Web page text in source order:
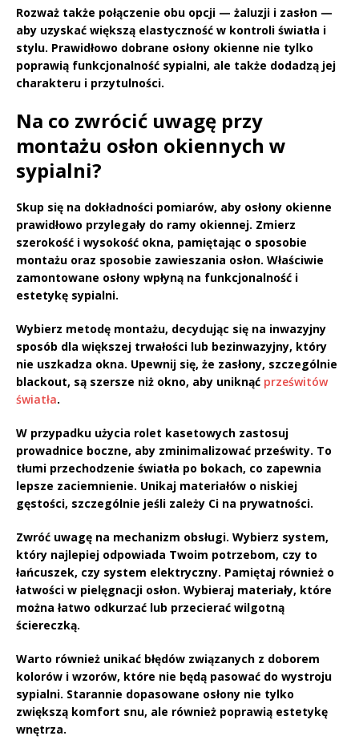
Rozważ także połączenie obu opcji — żaluzji i zasłon —
aby uzyskać większą elastyczność w kontroli światła i
stylu. Prawidłowo dobrane osłony okienne nie tylko
poprawią funkcjonalność sypialni, ale także dodadzą jej
charakteru i przytulności.
Na co zwrócić uwagę przy
montażu osłon okiennych w
sypialni?
Skup się na dokładności pomiarów, aby osłony okienne
prawidłowo przylegały do ramy okiennej. Zmierz
szerokość i wysokość okna, pamiętając o sposobie
montażu oraz sposobie zawieszania osłon. Właściwie
zamontowane osłony wpłyną na funkcjonalność i
estetykę sypialni.
Wybierz metodę montażu, decydując się na inwazyjny
sposób dla większej trwałości lub bezinwazyjny, który
nie uszkadza okna. Upewnij się, że zasłony, szczególnie
blackout, są szersze niż okno, aby uniknąć prześwitów
światła.
W przypadku użycia rolet kasetowych zastosuj
prowadnice boczne, aby zminimalizować prześwity. To
tłumi przechodzenie światła po bokach, co zapewnia
lepsze zaciemnienie. Unikaj materiałów o niskiej
gęstości, szczególnie jeśli zależy Ci na prywatności.
Zwróć uwagę na mechanizm obsługi. Wybierz system,
który najlepiej odpowiada Twoim potrzebom, czy to
łańcuszek, czy system elektryczny. Pamiętaj również o
łatwości w pielęgnacji osłon. Wybieraj materiały, które
można łatwo odkurzać lub przecierać wilgotną
ściereczką.
Warto również unikać błędów związanych z doborem
kolorów i wzorów, które nie będą pasować do wystroju
sypialni. Starannie dopasowane osłony nie tylko
zwiększą komfort snu, ale również poprawią estetykę
wnętrza.